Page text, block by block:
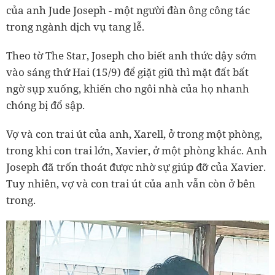
của anh Jude Joseph - một người đàn ông công tác
trong ngành dịch vụ tang lễ.
Theo tờ The Star, Joseph cho biết anh thức dậy sớm
vào sáng thứ Hai (15/9) để giặt giũ thì mặt đất bất
ngờ sụp xuống, khiến cho ngôi nhà của họ nhanh
chóng bị đổ sập.
Vợ và con trai út của anh, Xarell, ở trong một phòng,
trong khi con trai lớn, Xavier, ở một phòng khác. Anh
Joseph đã trốn thoát được nhờ sự giúp đỡ của Xavier.
Tuy nhiên, vợ và con trai út của anh vẫn còn ở bên
trong.